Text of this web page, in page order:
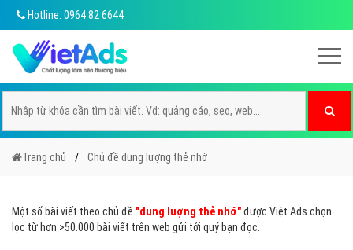
Hotline: 0964 82 6644
Trang chủ Chủ đề dung lượng thẻ nhớ
Một số bài viết theo chủ đề "dung lượng thẻ nhớ"được Việt Ads chọn
lọc từ hơn >50.000 bài viết trên web gửi tới quý bạn đọc.